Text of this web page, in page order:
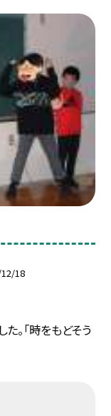
18
。「時をもどそう